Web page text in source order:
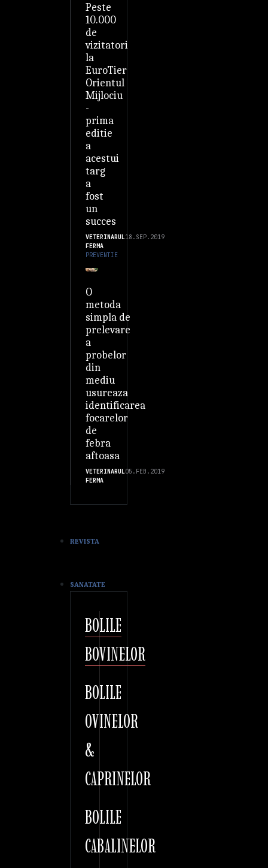
Peste
10.000
de
vizitatori
la
EuroTier
Orientul
Mijlociu
-
prima
editie
a
acestui
targ
a
fost
un
succes
VETERINARUL
FERMA
18.SEP.2019
PREVENTIE
O
metoda
simpla de
prelevare
a
probelor
din
mediu
usureaza
identificarea
focarelor
de
febra
aftoasa
VETERINARUL
FERMA
05.FEB.2019
REVISTA
SANATATE
BOLILE
BOVINELOR
BOLILE
OVINELOR
&
CAPRINELOR
BOLILE
CABALINELOR